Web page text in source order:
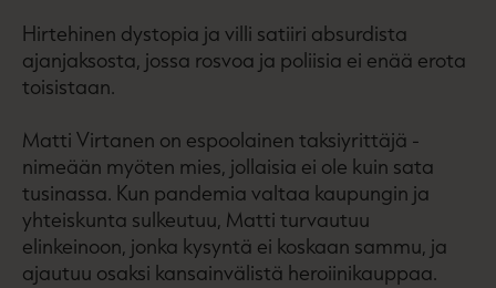
Hirtehinen dystopia ja villi satiiri absurdista
ajanjaksosta, jossa rosvoa ja poliisia ei enää erota
toisistaan.
Matti Virtanen on espoolainen taksiyrittäjä -
nimeään myöten mies, jollaisia ei ole kuin sata
tusinassa. Kun pandemia valtaa kaupungin ja
yhteiskunta sulkeutuu, Matti turvautuu
elinkeinoon, jonka kysyntä ei koskaan sammu, ja
ajautuu osaksi kansainvälistä heroiinikauppaa.